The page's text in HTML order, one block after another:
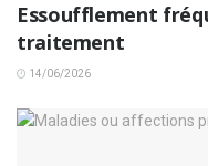
Essoufflement
traitement
14/06/2026